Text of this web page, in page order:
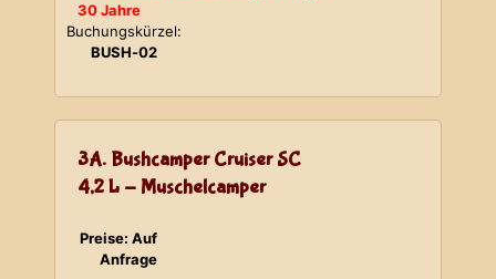
30 Jahre
Buchungskürzel:
BUSH-02
3A. Bushcamper Cruiser SC
4,2 L - Muschelcamper
Preise: Auf
Anfrage